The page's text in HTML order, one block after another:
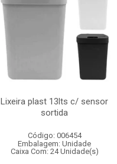
Lixeira plast 13lts c/ sensor
sortida
Código: 006454
Embalagem: Unidade
Caixa Com: 24 Unidade(s)